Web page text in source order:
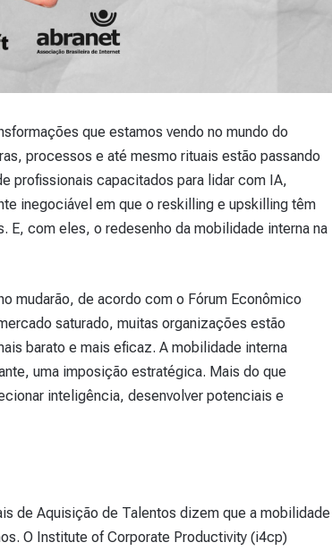
que estamos vendo no mundo do
processos e até mesmo rituais estão passando
profissionais capacitados para lidar com IA,
inegociável em que o reskilling e upskilling têm
E, com eles, o redesenho da mobilidade interna na
mudarão, de acordo com o Fórum Econômico
saturado, muitas organizações estão
barato e mais eficaz. A mobilidade interna
uma imposição estratégica. Mais do que
inteligência, desenvolver potenciais e
de Aquisição de Talentos dizem que a mobilidade
O Institute of Corporate Productivity (i4cp)